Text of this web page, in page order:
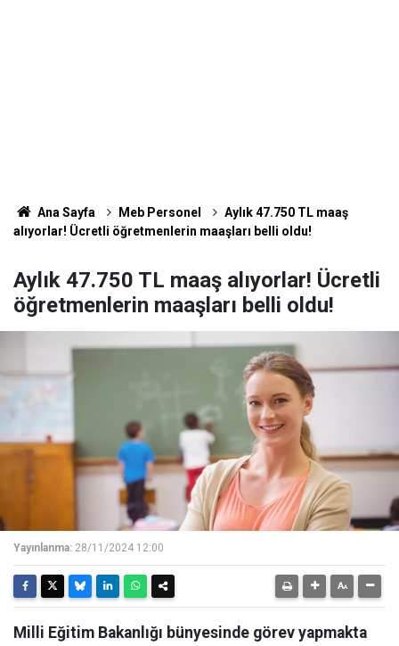
Ana Sayfa Meb Personel
Aylık 47.750 TL maaş
alıyorlar! Ücretli öğretmenlerin maaşları belli oldu!
Aylık 47.750 TL maaş alıyorlar! Ücretli
öğretmenlerin maaşları belli oldu!
Yayınlanma: 28/11/2024 12:00
Milli Eğitim Bakanlığı bünyesinde görev yapmakta